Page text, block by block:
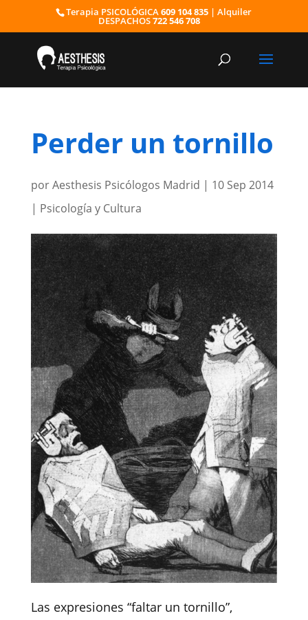
Terapia PSICOLÓGICA609 104 835 | Alquiler
DESPACHOS722 546 708
Perder un tornillo
porAesthesis Psicólogos Madrid | 10 Sep 2014
| Psicología y Cultura
Las expresiones “faltar un tornillo”,